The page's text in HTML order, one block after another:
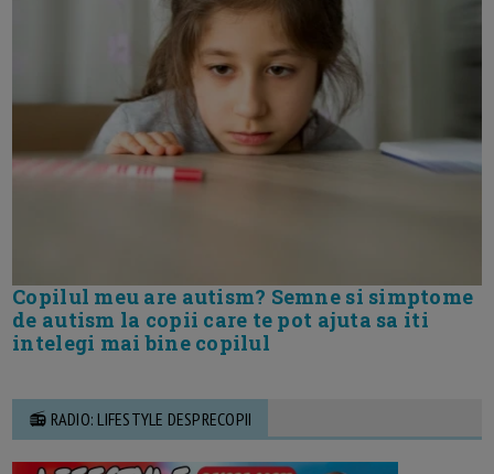
Copilul meu are autism? Semne si simptome
de autism la copii care te pot ajuta sa iti
intelegi mai bine copilul
📻 RADIO: LIFESTYLE DESPRECOPII